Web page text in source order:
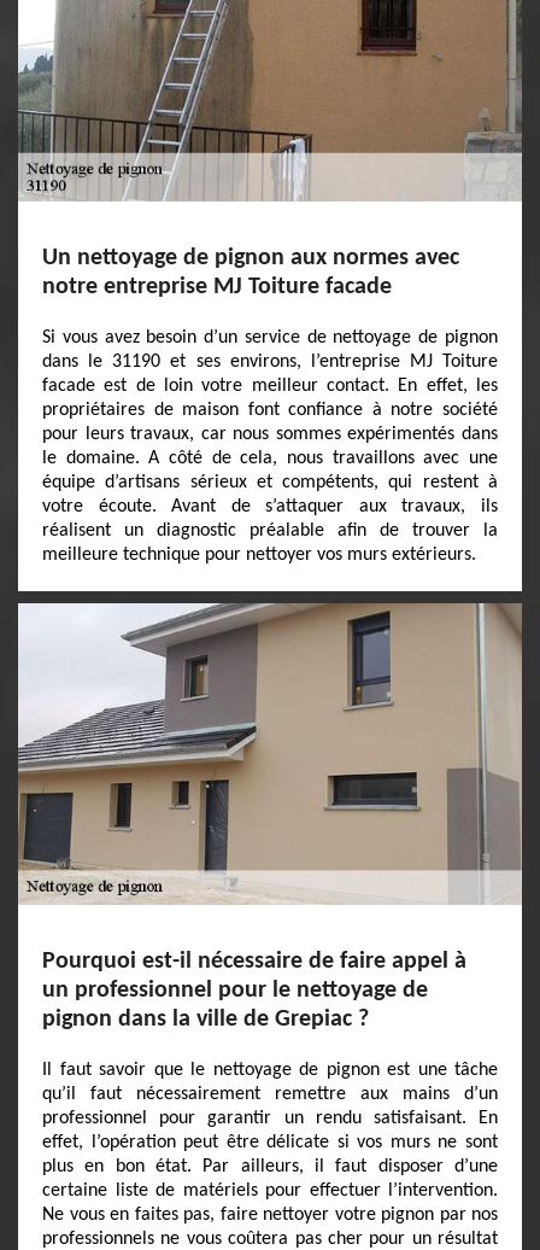
Un nettoyage de pignon aux normes avec
notre entreprise MJ Toiture facade
Si vous avez besoin d’un service de nettoyage de pignon
dans le 31190 et ses environs, l’entreprise MJ Toiture
facade est de loin votre meilleur contact. En effet, les
propriétaires de maison font confiance à notre société
pour leurs travaux, car nous sommes expérimentés dans
le domaine. A côté de cela, nous travaillons avec une
équipe d’artisans sérieux et compétents, qui restent à
votre écoute. Avant de s’attaquer aux travaux, ils
réalisent un diagnostic préalable afin de trouver la
meilleure technique pour nettoyer vos murs extérieurs.
Pourquoi est-il nécessaire de faire appel à
un professionnel pour le nettoyage de
pignon dans la ville de Grepiac ?
Il faut savoir que le nettoyage de pignon est une tâche
qu’il faut nécessairement remettre aux mains d’un
professionnel pour garantir un rendu satisfaisant. En
effet, l’opération peut être délicate si vos murs ne sont
plus en bon état. Par ailleurs, il faut disposer d’une
certaine liste de matériels pour effectuer l’intervention.
Ne vous en faites pas, faire nettoyer votre pignon par nos
professionnels ne vous coûtera pas cher pour un résultat